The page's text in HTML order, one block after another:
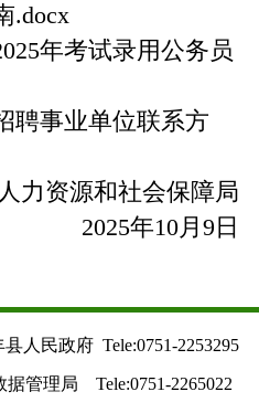
.docx
年考试录用公务员
聘事业单位联系方
资源和社会保障局
年10月9日
人民政府 Tele:0751-2253295
管理局 Tele:0751-2265022